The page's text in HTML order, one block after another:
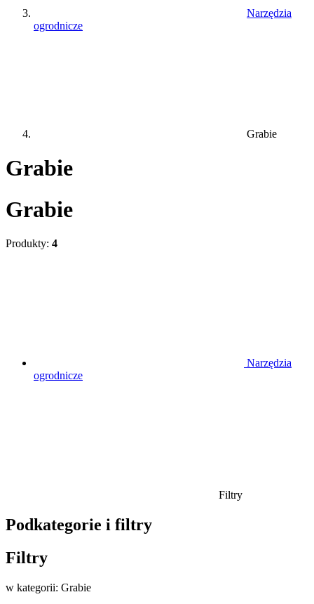
Narzędzia
ogrodnicze
Grabie
Grabie
Grabie
Produkty: 4
Narzędzia
ogrodnicze
Filtry
Podkategorie i filtry
Filtry
w kategorii: Grabie